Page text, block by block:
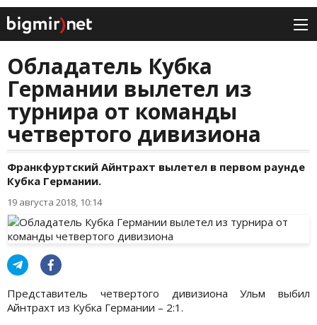
Обладатель Кубка
Германии вылетел из
турнира от команды
четвертого дивизиона
Франкфуртский Айнтрахт вылетел в первом раунде
Кубка Германии.
19 августа 2018, 10:14
Представитель четвертого дивизиона Ульм выбил
Айнтрахт из Кубка Германии – 2:1.